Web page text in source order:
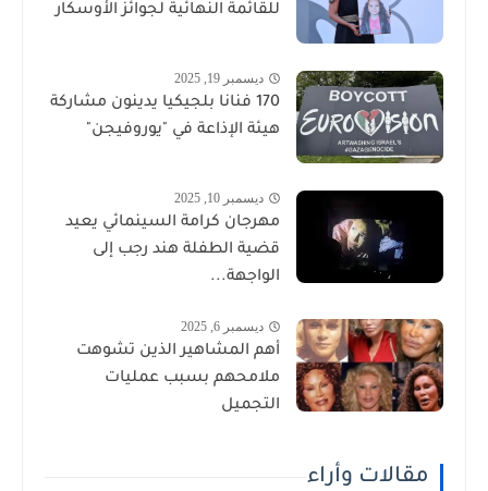
للقائمة النهائية لجوائز الأوسكار
ديسمبر 19, 2025
170 فنانا بلجيكيا يدينون مشاركة
هيئة الإذاعة في "يوروفيجن"
ديسمبر 10, 2025
مهرجان كرامة السينمائي يعيد
قضية الطفلة هند رجب إلى
الواجهة...
ديسمبر 6, 2025
أهم المشاهير الذين تشوهت
ملامحهم بسبب عمليات
التجميل
مقالات وأراء